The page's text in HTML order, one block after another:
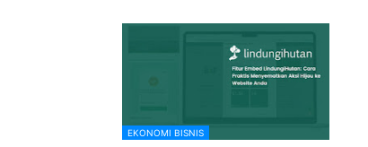
EKONOMI BISNIS